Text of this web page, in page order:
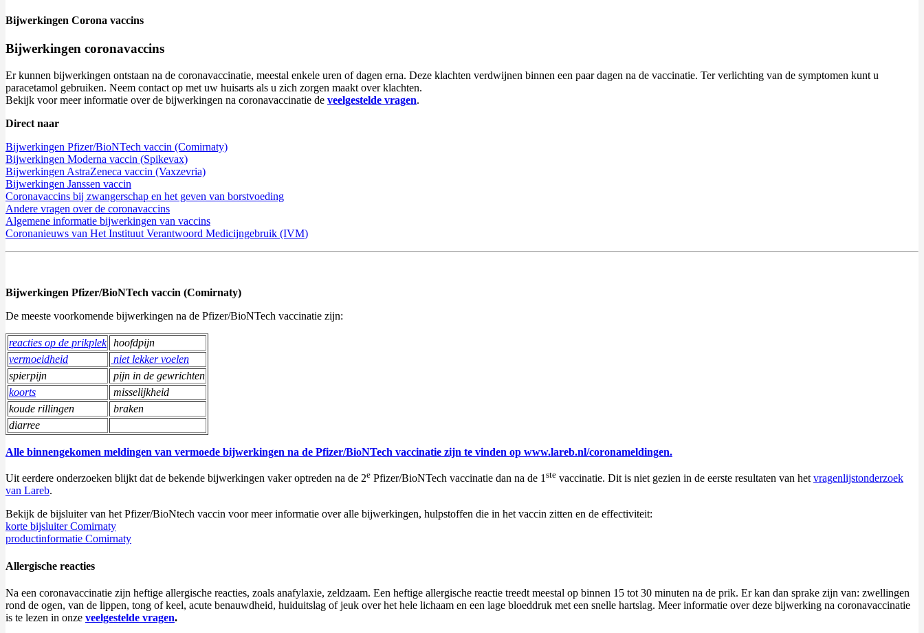
Bijwerkingen Corona vaccins
Bijwerkingen coronavaccins
Er kunnen bijwerkingen ontstaan na de coronavaccinatie, meestal enkele uren of dagen erna. Deze klachten verdwijnen binnen een paar dagen na de vaccinatie. Ter verlichting van de symptomen kunt u
paracetamol gebruiken. Neem contact op met uw huisarts als u zich zorgen maakt over klachten.
Bekijk voor meer informatie over de bijwerkingen na coronavaccinatie de veelgestelde vragen.
Direct naar
Bijwerkingen Pfizer/BioNTech vaccin (Comirnaty)
Bijwerkingen Moderna vaccin (Spikevax)
Bijwerkingen AstraZeneca vaccin (Vaxzevria)
Bijwerkingen Janssen vaccin
Coronavaccins bij zwangerschap en het geven van borstvoeding
Andere vragen over de coronavaccins
Algemene informatie bijwerkingen van vaccins
Coronanieuws van Het Instituut Verantwoord Medicijngebruik (IVM)
Bijwerkingen Pfizer/BioNTech vaccin (Comirnaty)
De meeste voorkomende bijwerkingen na de Pfizer/BioNTech vaccinatie zijn:
reacties op de prikplek hoofdpijn
vermoeidheid
niet lekker voelen
spierpijn
pijn in de gewrichten
koorts
misselijkheid
koude rillingen
braken
diarree
Alle binnengekomen meldingen van vermoede bijwerkingen na de Pfizer/BioNTech vaccinatie zijn te vinden op www.lareb.nl/coronameldingen.
Uit eerdere onderzoeken blijkt dat de bekende bijwerkingen vaker optreden na de 2e Pfizer/BioNTech vaccinatie dan na de 1 ste vaccinatie. Dit is niet gezien in de eerste resultaten van het vragenlijstonderzoek
van Lareb.
Bekijk de bijsluiter van het Pfizer/BioNtech vaccin voor meer informatie over alle bijwerkingen, hulpstoffen die in het vaccin zitten en de effectiviteit:
korte bijsluiter Comirnaty
productinformatie Comirnaty
Allergische reacties
Na een coronavaccinatie zijn heftige allergische reacties, zoals anafylaxie, zeldzaam. Een heftige allergische reactie treedt meestal op binnen 15 tot 30 minuten na de prik. Er kan dan sprake zijn van: zwellingen
rond de ogen, van de lippen, tong of keel, acute benauwdheid, huiduitslag of jeuk over het hele lichaam en een lage bloeddruk met een snelle hartslag. Meer informatie over deze bijwerking na coronavaccinatie
is te lezen in onze veelgestelde vragen.